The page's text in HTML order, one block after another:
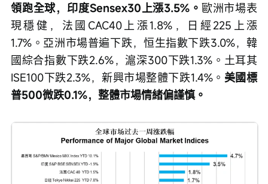
領跑全球，印度Sensex30上漲3.5%。 歐洲市場表
現穩健，法國CAC40上漲1.8%，日經225上漲
1.7%。亞洲市場普遍下跌，恒生指數下跌3.0%，韓
國綜合指數下跌2.6%，滬深300下跌1.3%。土耳其
ISE100下跌2.3%，新興市場整體下跌1.4%。 美國標
普500微跌0.1%，整體市場情緒偏謹慎。